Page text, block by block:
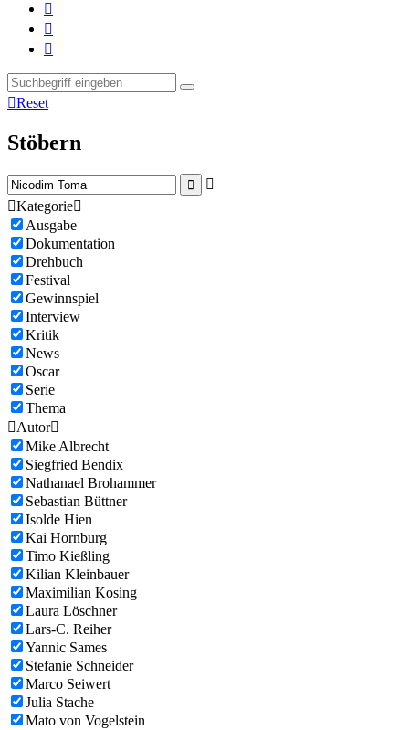



Reset
Stöbern


Kategorie
Ausgabe
Dokumentation
Drehbuch
Festival
Gewinnspiel
Interview
Kritik
News
Oscar
Serie
Thema
Autor
Mike Albrecht
Siegfried Bendix
Nathanael Brohammer
Sebastian Büttner
Isolde Hien
Kai Hornburg
Timo Kießling
Kilian Kleinbauer
Maximilian Kosing
Laura Löschner
Lars-C. Reiher
Yannic Sames
Stefanie Schneider
Marco Seiwert
Julia Stache
Mato von Vogelstein